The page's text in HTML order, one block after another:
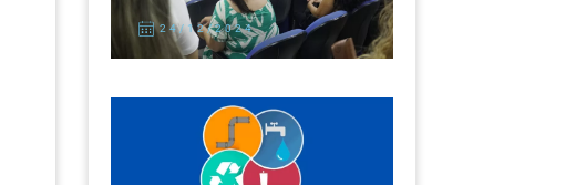
24/12/2024